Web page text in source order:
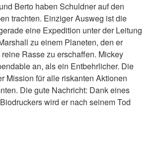
Berto haben Schuldner auf den
trachten. Einziger Ausweg ist die
eine Expedition unter der Leitung
zu einem Planeten, den er
Rasse zu erschaffen. Mickey
an, als ein Entbehrlicher. Die
Mission für alle riskanten Aktionen
Die gute Nachricht: Dank eines
wird er nach seinem Tod